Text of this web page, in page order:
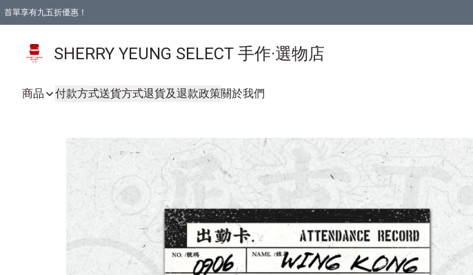
首單享有九五折優惠！
SHERRY YEUNG SELECT 手作·選物店
商品 付款方式送貨方式退貨及退款政策關於我們